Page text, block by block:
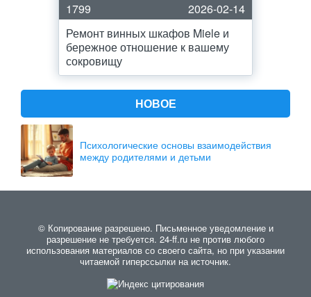
1799
2026-02-14
Ремонт винных шкафов Miele и
бережное отношение к вашему
сокровищу
НОВОЕ
Психологические основы взаимодействия
между родителями и детьми
© Копирование разрешено. Письменное уведомление и
разрешение не требуется. 24-ff.ru не против любого
использования материалов со своего сайта, но при указании
читаемой гиперссылки на источник.